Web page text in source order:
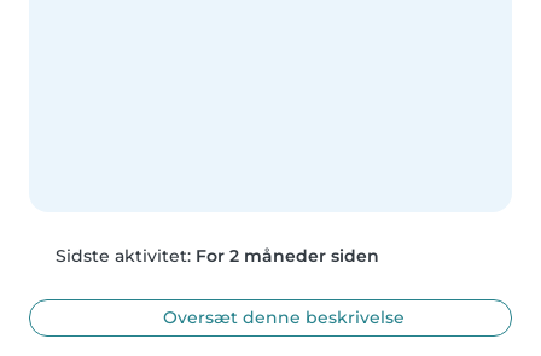
Sidste aktivitet: For 2 måneder siden
Oversæt denne beskrivelse